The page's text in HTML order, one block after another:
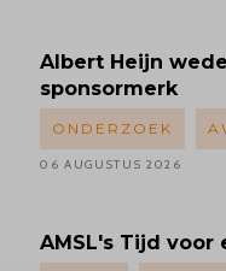
Albert Heijn
sponsormerk
ONDERZOEK
06 AUGUSTUS 2026
AMSL's Tijd voor